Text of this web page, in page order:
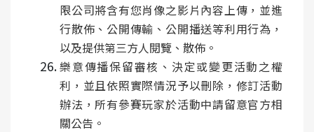
限公司將含有您肖像之影片內容上傳，並進
行散佈、公開傳輸、公開播送等利用行為，
以及提供第三方人閱覽、散佈。
樂意傳播保留審核、決定或變更活動之權
利，並且依照實際情況予以刪除，修訂活動
辦法，所有參賽玩家於活動中請留意官方相
關公告。